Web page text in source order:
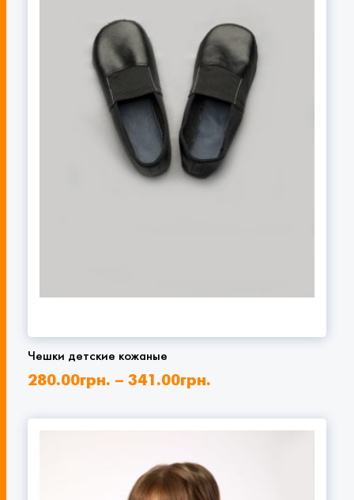
Чешки детские кожаные
280.00грн. – 341.00грн.